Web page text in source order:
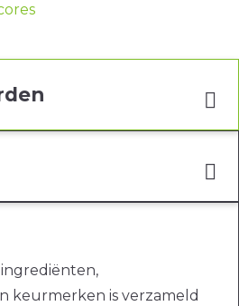
keurmerken is verzameld